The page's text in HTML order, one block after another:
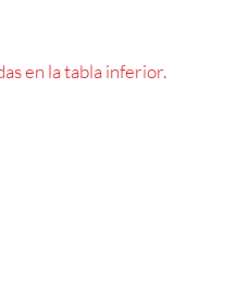
en la tabla inferior.